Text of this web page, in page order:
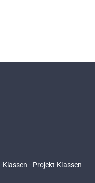
- Projekt-Klassen